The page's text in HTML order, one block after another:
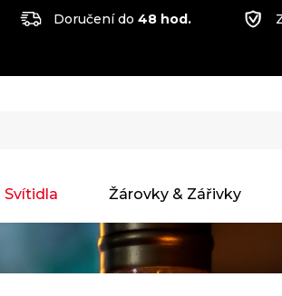
Doručení do48 hod.
Svítidla Žárovky & Zářivky